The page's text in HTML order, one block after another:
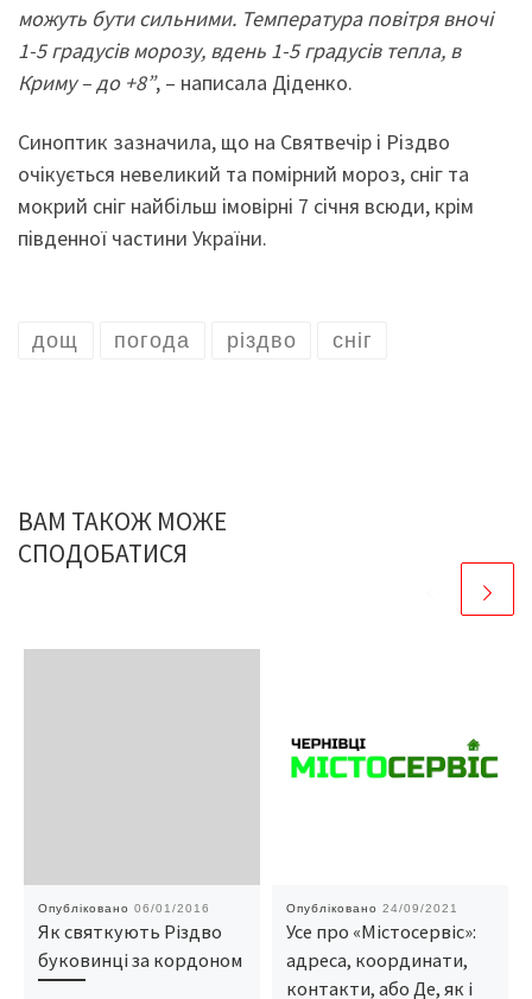
можуть бути сильними. Температура повітря вночі
1-5 градусів морозу, вдень 1-5 градусів тепла, в
Криму – до +8”, – написала Діденко.
Синоптик зазначила, що на Святвечір і Різдво
очікується невеликий та помірний мороз, сніг та
мокрий сніг найбільш імовірні 7 січня всюди, крім
південної частини України.
дощ погода різдво сніг
ВАМ ТАКОЖ МОЖЕ
СПОДОБАТИСЯ
Опубліковано 06/01/2016
Як святкують Різдво
буковинці за кордоном
Опубліковано 24/09/2021
Усе про «Містосервіс»:
адреса, координати,
контакти, або Де, як і